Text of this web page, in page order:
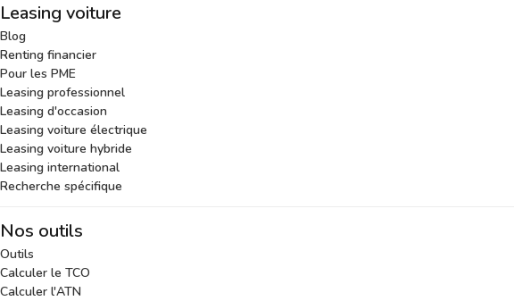
Leasing voiture
Blog
Renting financier
Pour les PME
Leasing professionnel
Leasing d'occasion
Leasing voiture électrique
Leasing voiture hybride
Leasing international
Recherche spécifique
Nos outils
Outils
Calculer le TCO
Calculer l'ATN